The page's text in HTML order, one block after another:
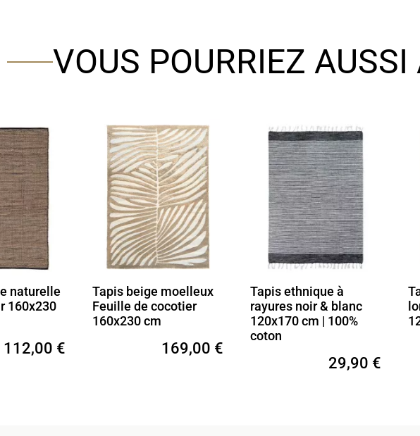
VOUS POURRIEZ
moelleux
169,00 €
Tapis ethnique à
rayures noir & blanc
120x170 cm | 100%
Tapis marron à poils
longs effet fourrure
120x160 cm